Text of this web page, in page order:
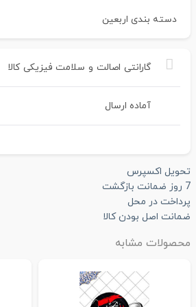
دسته بندی اربعین
گارانتی اصالت و سلامت فیزیکی کالا
آماده ارسال
تحویل اکسپرس
7 روز ضمانت بازگشت
پرداخت در محل
ضمانت اصل بودن کالا
محصولات مشابه